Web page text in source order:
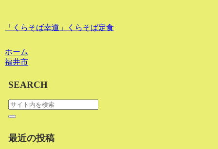
「くらそば幸道」くらそば定食
ホーム
福井市
SEARCH
最近の投稿